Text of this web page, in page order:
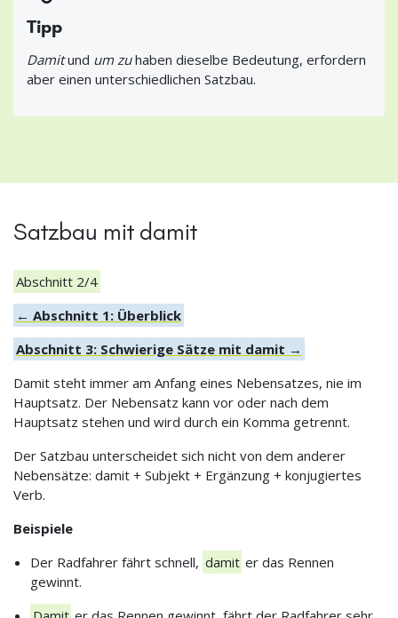
Tipp
Damitund um zuhaben dieselbe Bedeutung, erfordern
aber einen unterschiedlichen Satzbau.
Satzbau mit damit
Abschnitt 2/4
← Abschnitt 1: Überblick
Abschnitt 3: Schwierige Sätze mit damit →
Damit steht immer am Anfang eines Nebensatzes, nie im
Hauptsatz. Der Nebensatz kann vor oder nach dem
Hauptsatz stehen und wird durch ein Komma getrennt.
Der Satzbau unterscheidet sich nicht von dem anderer
Nebensätze: damit + Subjekt + Ergänzung + konjugiertes
Verb.
Beispiele
Der Radfahrer fährt schnell, damit er das Rennen
gewinnt.